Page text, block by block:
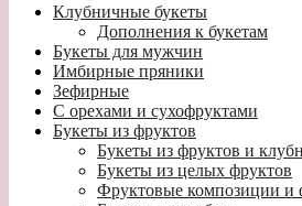
Клубничные букеты
Дополнения к букетам
Букеты для мужчин
Имбирные пряники
Зефирные
С орехами и сухофруктами
Букеты из фруктов
Букеты из фруктов и
Букеты из целых фруктов
Фруктовые композиции и